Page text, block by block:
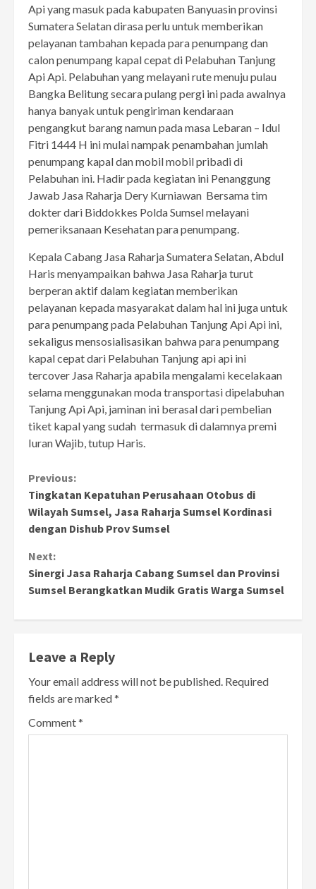
Api yang masuk pada kabupaten Banyuasin provinsi
Sumatera Selatan dirasa perlu untuk memberikan
pelayanan tambahan kepada para penumpang dan
calon penumpang kapal cepat di Pelabuhan Tanjung
Api Api. Pelabuhan yang melayani rute menuju pulau
Bangka Belitung secara pulang pergi ini pada awalnya
hanya banyak untuk pengiriman kendaraan
pengangkut barang namun pada masa Lebaran – Idul
Fitri 1444 H ini mulai nampak penambahan jumlah
penumpang kapal dan mobil mobil pribadi di
Pelabuhan ini. Hadir pada kegiatan ini Penanggung
Jawab Jasa Raharja Dery Kurniawan Bersama tim
dokter dari Biddokkes Polda Sumsel melayani
pemeriksanaan Kesehatan para penumpang.
Kepala Cabang Jasa Raharja Sumatera Selatan, Abdul
Haris menyampaikan bahwa Jasa Raharja turut
berperan aktif dalam kegiatan memberikan
pelayanan kepada masyarakat dalam hal ini juga untuk
para penumpang pada Pelabuhan Tanjung Api Api ini,
sekaligus mensosialisasikan bahwa para penumpang
kapal cepat dari Pelabuhan Tanjung api api ini
tercover Jasa Raharja apabila mengalami kecelakaan
selama menggunakan moda transportasi dipelabuhan
Tanjung Api Api, jaminan ini berasal dari pembelian
tiket kapal yang sudah termasuk di dalamnya premi
Iuran Wajib, tutup Haris.
Continue
Reading
Previous:
Tingkatan Kepatuhan Perusahaan Otobus di
Wilayah Sumsel, Jasa Raharja Sumsel Kordinasi
dengan Dishub Prov Sumsel
Next:
Sinergi Jasa Raharja Cabang Sumsel dan Provinsi
Sumsel Berangkatkan Mudik Gratis Warga Sumsel
Leave a Reply
Your email address will not be published. Required
fields are marked*
Comment*